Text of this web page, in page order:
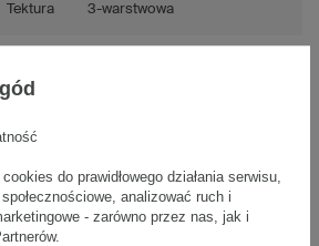
Tektura 3-warstwowa
do prawidłowego działania serwisu,
analizować ruch i
- zarówno przez nas, jak i